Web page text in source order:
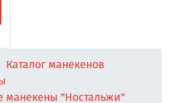
Каталог манекенов
манекены "Ностальжи"